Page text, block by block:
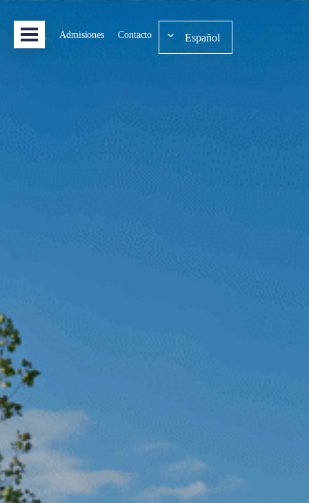
Admisiones Contacto Español